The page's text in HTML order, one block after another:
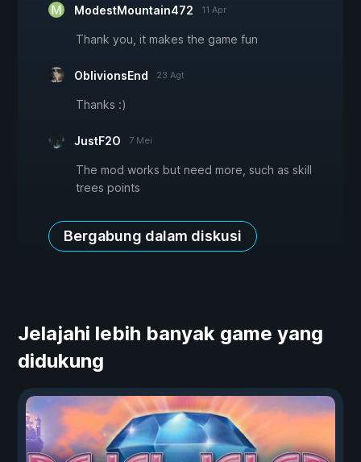
ModestMountain472 11 Apr
Thank you, it makes the game fun
OblivionsEnd 23 Agt
Thanks :)
JustF2O 7 Mei
The mod works but need more, such as skill
trees points
Bergabung dalam diskusi
Jelajahi lebih banyak game yang
didukung